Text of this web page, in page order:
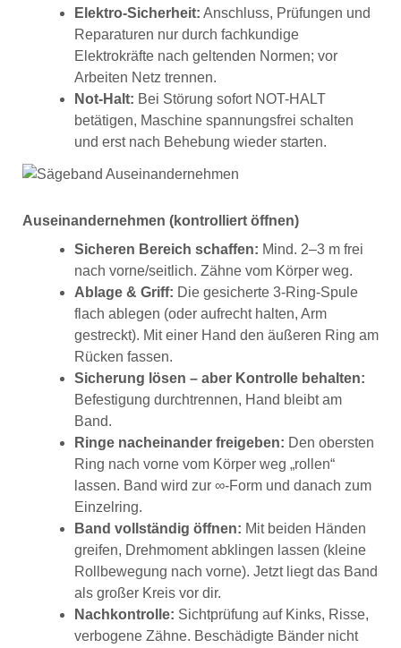
Elektro-Sicherheit: Anschluss, Prüfungen und
Reparaturen nur durch fachkundige
Elektrokräfte nach geltenden Normen; vor
Arbeiten Netz trennen.
Not-Halt: Bei Störung sofort NOT-HALT
betätigen, Maschine spannungsfrei schalten
und erst nach Behebung wieder starten.
Auseinandernehmen (kontrolliert öffnen)
Sicheren Bereich schaffen: Mind. 2–3 m frei
nach vorne/seitlich. Zähne vom Körper weg.
Ablage & Griff: Die gesicherte 3-Ring-Spule
flach ablegen (oder aufrecht halten, Arm
gestreckt). Mit einer Hand den äußeren Ring am
Rücken fassen.
Sicherung lösen – aber Kontrolle behalten:
Befestigung durchtrennen, Hand bleibt am
Band.
Ringe nacheinander freigeben: Den obersten
Ring nach vorne vom Körper weg „rollen“
lassen. Band wird zur ∞-Form und danach zum
Einzelring.
Band vollständig öffnen: Mit beiden Händen
greifen, Drehmoment abklingen lassen (kleine
Rollbewegung nach vorne). Jetzt liegt das Band
als großer Kreis vor dir.
Nachkontrolle: Sichtprüfung auf Kinks, Risse,
verbogene Zähne. Beschädigte Bänder nicht